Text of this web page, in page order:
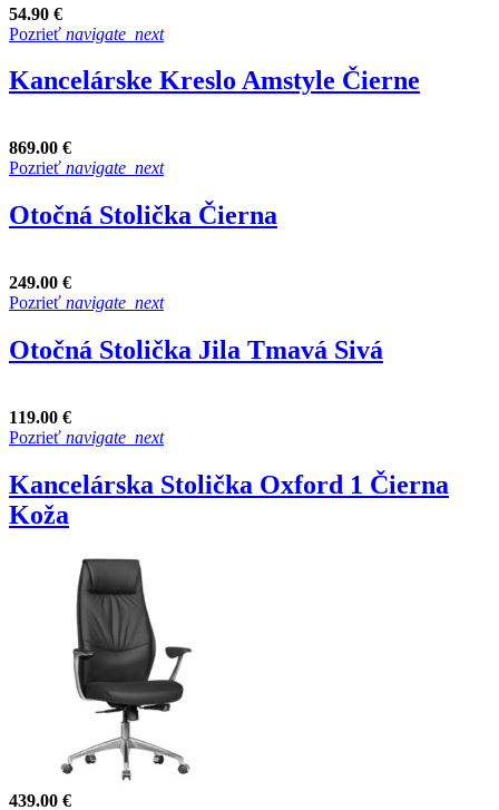
54.90 €
Pozrieť navigate_next
Kancelárske Kreslo Amstyle Čierne
869.00 €
Pozrieť navigate_next
Otočná Stolička Čierna
249.00 €
Pozrieť navigate_next
Otočná Stolička Jila Tmavá Sivá
119.00 €
Pozrieť navigate_next
Kancelárska Stolička Oxford 1 Čierna
Koža
439.00 €